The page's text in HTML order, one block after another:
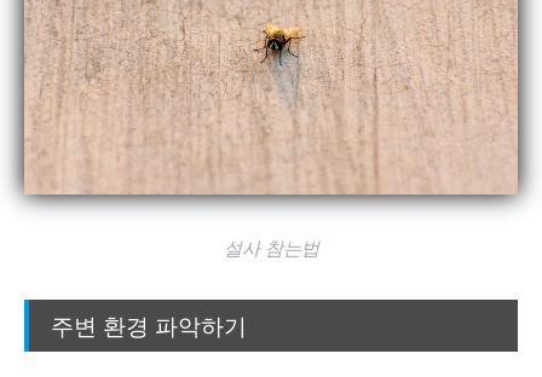
설사 참는법
주변 환경 파악하기